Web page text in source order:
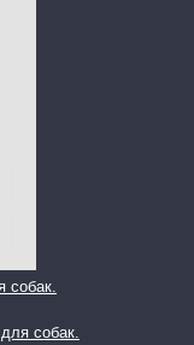
собак.
собак.